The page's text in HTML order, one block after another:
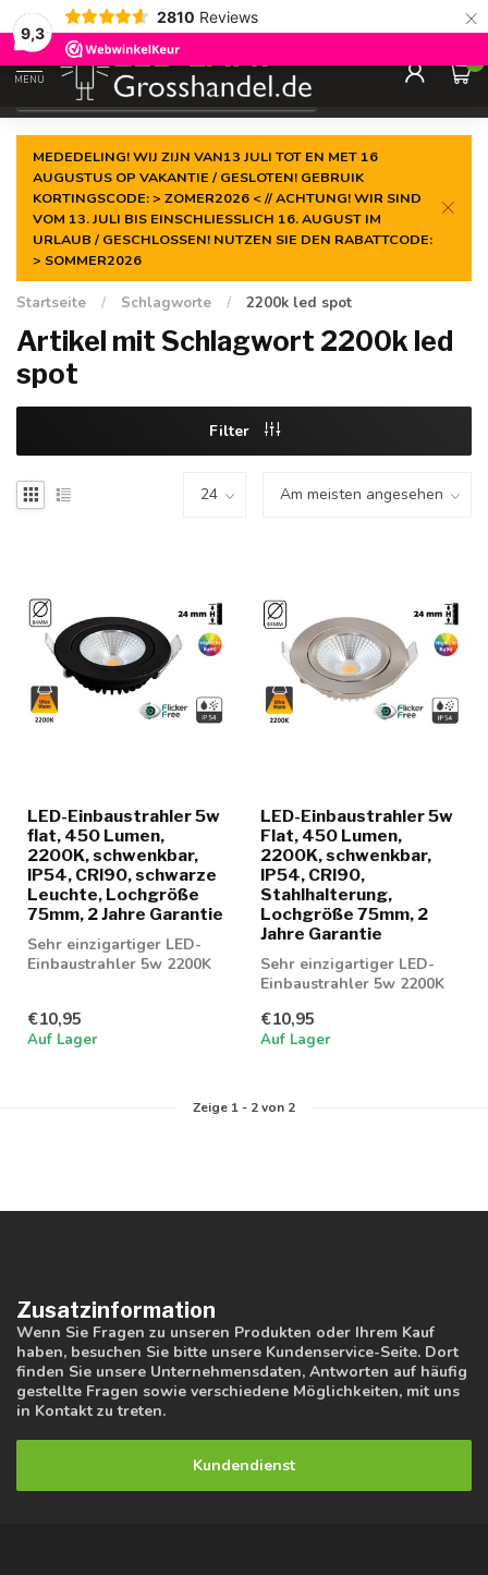
9,3
2810 Reviews ×
Garantiert derniedrigste Preis
MENU
0
MEDEDELING! WIJ ZIJN VAN13 JULI TOT EN MET 16
AUGUSTUS OP VAKANTIE / GESLOTEN! GEBRUIK
KORTINGSCODE: > ZOMER2026 < // ACHTUNG! WIR SIND
VOM 13. JULI BIS EINSCHLIESSLICH 16. AUGUST IM
URLAUB / GESCHLOSSEN! NUTZEN SIE DEN RABATTCODE:
> SOMMER2026
Startseite / Schlagworte / 2200k led spot
Artikel mit Schlagwort 2200k led
spot
Filter
LED-Einbaustrahler 5w
flat, 450 Lumen,
2200K, schwenkbar,
IP54, CRI90, schwarze
Leuchte, Lochgröße
75mm, 2 Jahre Garantie
Sehr einzigartiger LED-
Einbaustrahler 5w 2200K
€10,95
Auf Lager
LED-Einbaustrahler 5w
Flat, 450 Lumen,
2200K, schwenkbar,
IP54, CRI90,
Stahlhalterung,
Lochgröße 75mm, 2
Jahre Garantie
Sehr einzigartiger LED-
Einbaustrahler 5w 2200K
geeignet für Ba...
€10,95
Auf Lager
Zeige 1- 2von 2
Zusatzinformation
Wenn Sie Fragen zu unseren Produkten oder Ihrem Kauf
haben, besuchen Sie bitte unsere Kundenservice-Seite. Dort
finden Sie unsere Unternehmensdaten, Antworten auf häufig
gestellte Fragen sowie verschiedene Möglichkeiten, mit uns
in Kontakt zu treten.
Kundendienst